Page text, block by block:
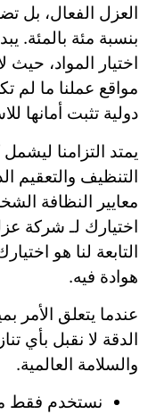
العزل الفعال، بل
بنسبة مئة بالمئة.
اختيار المواد،
مواقع عملنا ما لم
دولية تثبت أمانها
يمتد التزامنا
التنظيف والتعقيم
معايير النظافة
اختيارك لـ شركة
التابعة لنا هو
هوادة فيه.
عندما يتعلق الأمر
الدقة لا نقبل بأي
والسلامة العالمية.
نستخدم فقط